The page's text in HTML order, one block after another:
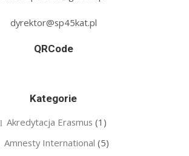
dyrektor@sp45kat.pl
QRCode
Kategorie
Akredytacja Erasmus (1)
Amnesty International (5)